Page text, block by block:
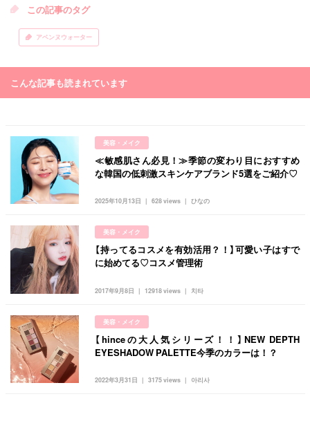
この記事のタグ
アベンヌウォーター
こんな記事も読まれています
美容・メイク
2025年10月13日 ひなの
628 views
≪敏感肌さん必見！≫季節の変わり目におすすめ
な韓国の低刺激スキンケアブランド5選をご紹介♡
美容・メイク
2017年9月8日 치타
12918 views
【持ってるコスメを有効活用？！】可愛い子はすで
に始めてる♡コスメ管理術
美容・メイク
2022年3月31日 아리사
3175 views
【hinceの大人気シリーズ！！】NEW DEPTH
EYESHADOW PALETTE今季のカラーは！？